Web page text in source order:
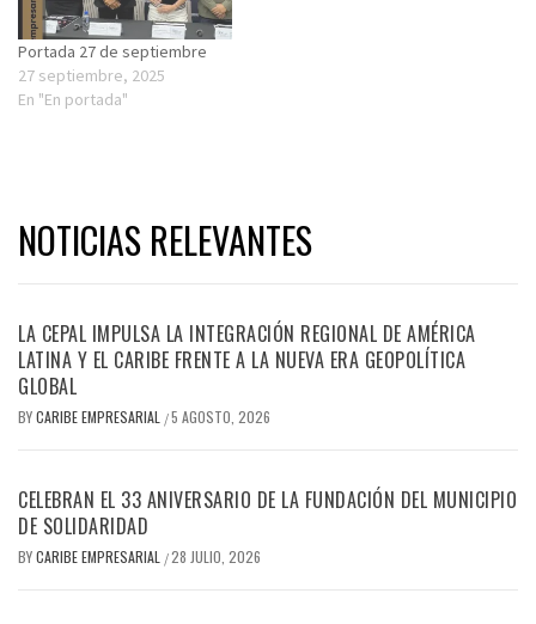
Portada 27 de septiembre
27 septiembre, 2025
En "En portada"
NOTICIAS RELEVANTES
LA CEPAL IMPULSA LA INTEGRACIÓN REGIONAL DE AMÉRICA
LATINA Y EL CARIBE FRENTE A LA NUEVA ERA GEOPOLÍTICA
GLOBAL
BYCARIBE EMPRESARIAL /5 AGOSTO, 2026
CELEBRAN EL 33 ANIVERSARIO DE LA FUNDACIÓN DEL MUNICIPIO
DE SOLIDARIDAD
BYCARIBE EMPRESARIAL /28 JULIO, 2026